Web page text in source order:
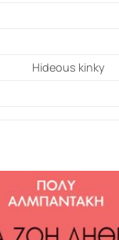
Hideous kinky